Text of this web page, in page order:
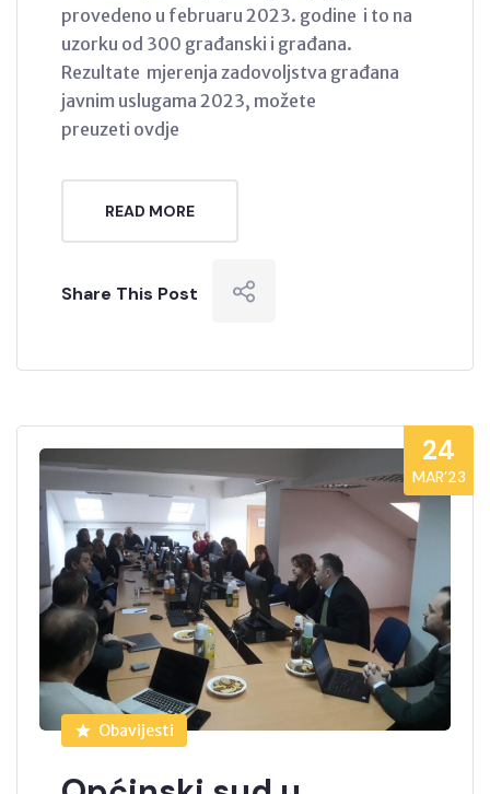
provedeno u februaru 2023. godine i to na
uzorku od 300 građanski i građana.
Rezultate mjerenja zadovoljstva građana
javnim uslugama 2023, možete
preuzeti ovdje
READ MORE
Share This Post
24
MAR’23
Obavijesti